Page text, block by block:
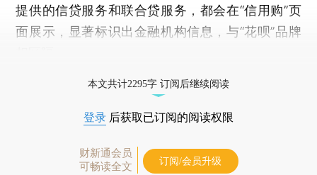
提供的信贷服务和联合贷服务，都会在“信用购”页
面展示，显著标识出金融机构信息，与“花呗”品牌
本文共计2295字 订阅后继续阅读
登录 后获取已订阅的阅读权限
财新通会员
可畅读全文
订阅/会员升级